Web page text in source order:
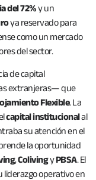
del 72%y un
ya reservado para
como un mercado
del sector.
de capital
extranjeras— que
Flexible. La
capital institucionalal
su atención en el
la oportunidad
,ColivingyPBSA. El
liderazgo operativo en